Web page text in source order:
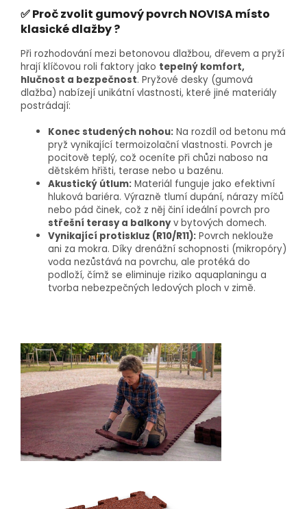
✅ Proč zvolit gumový povrch NOVISA místo
klasické dlažby ?
Při rozhodování mezi betonovou dlažbou, dřevem a pryží
hrají klíčovou roli faktory jako tepelný komfort,
hlučnost a bezpečnost. Pryžové desky (gumová
dlažba) nabízejí unikátní vlastnosti, které jiné materiály
postrádají:
Konec studených nohou: Na rozdíl od betonu má
pryž vynikající termoizolační vlastnosti. Povrch je
pocitově teplý, což oceníte při chůzi naboso na
dětském hřišti, terase nebo u bazénu.
Akustický útlum: Materiál funguje jako efektivní
hluková bariéra. Výrazně tlumí dupání, nárazy míčů
nebo pád činek, což z něj činí ideální povrch pro
střešní terasy a balkonyv bytových domech.
Vynikající protiskluz (R10/R11): Povrch neklouže
ani za mokra. Díky drenážní schopnosti (mikropóry)
voda nezůstává na povrchu, ale protéká do
podloží, čímž se eliminuje riziko aquaplaningu a
tvorba nebezpečných ledových ploch v zimě.